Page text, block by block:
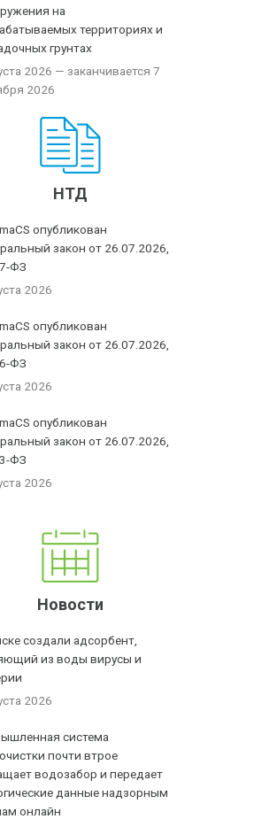
на
территориях и
грунтах
2026 — заканчивается 7
2026
НТД
опубликован
закон от 26.07.2026,
ФЗ
2026
опубликован
закон от 26.07.2026,
ФЗ
2026
опубликован
закон от 26.07.2026,
ФЗ
2026
Новости
создали адсорбент,
из воды вирусы и
2026
система
почти втрое
водозабор и передает
данные надзорным
онлайн